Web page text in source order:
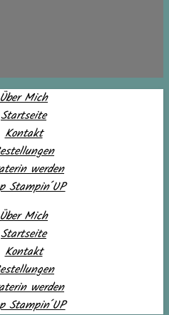
Über Mich
Startseite
Kontakt
werden
Stampin´UP
Über Mich
Startseite
Kontakt
werden
Stampin´UP